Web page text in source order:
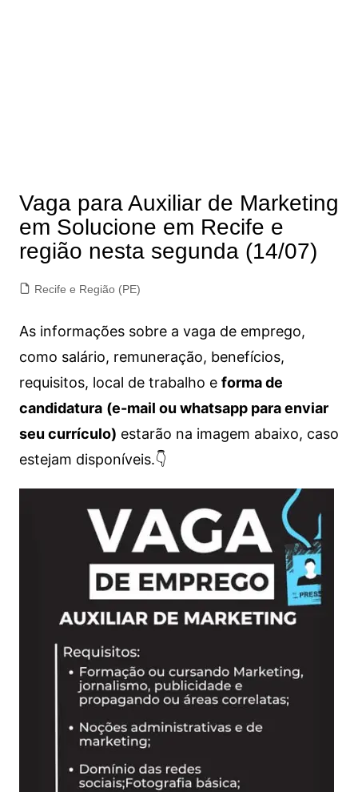
Vaga para Auxiliar de Marketing
em Solucione em Recife e
região nesta segunda (14/07)
Recife e Região (PE)
As informações sobre a vaga de emprego,
como salário, remuneração, benefícios,
requisitos, local de trabalho e forma de
candidatura (e-mail ou whatsapp para enviar
seu currículo) estarão na imagem abaixo, caso
estejam disponíveis.👇